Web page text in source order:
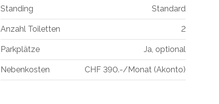
Standing Standard
Anzahl Toiletten 2
Parkplätze Ja, optional
Nebenkosten CHF 390.-/Monat (Akonto)